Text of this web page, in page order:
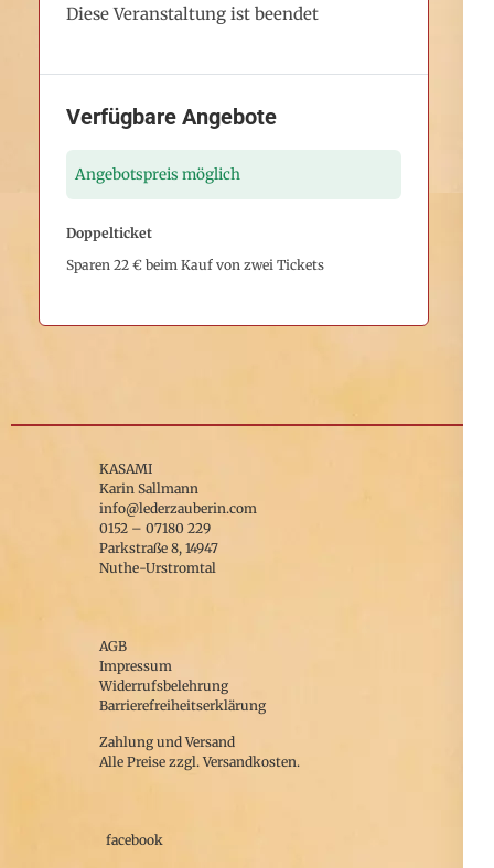
Diese Veranstaltung ist beendet
Verfügbare Angebote
Angebotspreis möglich
Doppelticket
Sparen 22 € beim Kauf von zwei Tickets
KASAMI
Karin Sallmann
info@lederzauberin.com
0152 – 07180 229
Parkstraße 8, 14947
Nuthe-Urstromtal
AGB
Impressum
Widerrufsbelehrung
Barrierefreiheitserklärung
Zahlung und Versand
Alle Preise zzgl. Versandkosten.
facebook